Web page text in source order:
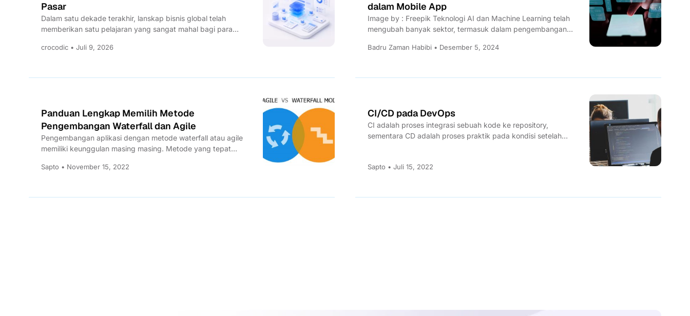
Pasar
Dalam satu dekade terakhir, lanskap bisnis global telah
memberikan satu pelajaran yang sangat mahal bagi para
crocodic • Juli 9, 2026
dalam Mobile App
Image by : Freepik Teknologi AI dan Machine Learning telah
mengubah banyak sektor, termasuk dalam pengembangan
Badru Zaman Habibi • Desember 5, 2024
Panduan Lengkap Memilih Metode
Pengembangan Waterfall dan Agile
Pengembangan aplikasi dengan metode waterfall atau agile
memiliki keunggulan masing masing. Metode yang tepat
Sapto • November 15, 2022
CI/CD pada DevOps
CI adalah proses integrasi sebuah kode ke repository,
sementara CD adalah proses praktik pada kondisi setelah
Sapto • Juli 15, 2022